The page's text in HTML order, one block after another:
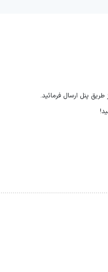
پنل ارسال فرمائید.